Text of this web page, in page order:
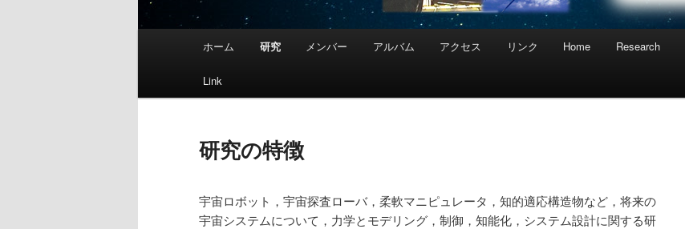
メ
メ
イ
コ
ン
ホーム 研究 メンバー アルバム アクセス リンク Home Research
Link
研究の特徴
宇宙ロボット，宇宙探査ローバ，柔軟マニピュレータ，知的適応構造物など，将来の
宇宙システムについて，力学とモデリング，制御，知能化，システム設計に関する研